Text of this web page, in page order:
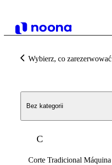
Wybierz, co zarezerwować
Bez kategorii
C
Corte Tradicional Máquina